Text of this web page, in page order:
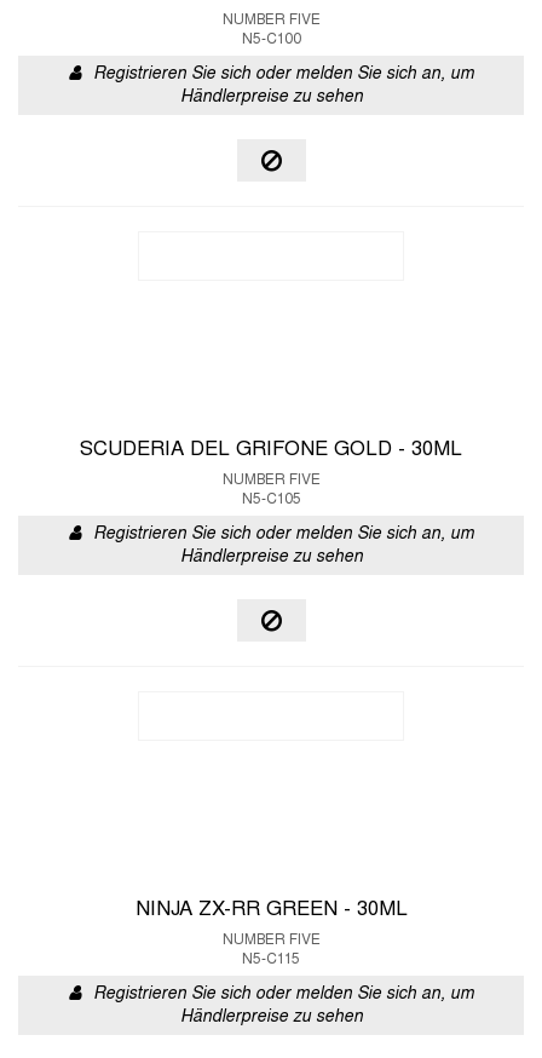
NUMBER FIVE
N5-C100
Registrieren Sie sich oder melden Sie sich an, um
Händlerpreise zu sehen
SCUDERIA DEL GRIFONE GOLD - 30ML
NUMBER FIVE
N5-C105
Registrieren Sie sich oder melden Sie sich an, um
Händlerpreise zu sehen
NINJA ZX-RR GREEN - 30ML
NUMBER FIVE
N5-C115
Registrieren Sie sich oder melden Sie sich an, um
Händlerpreise zu sehen